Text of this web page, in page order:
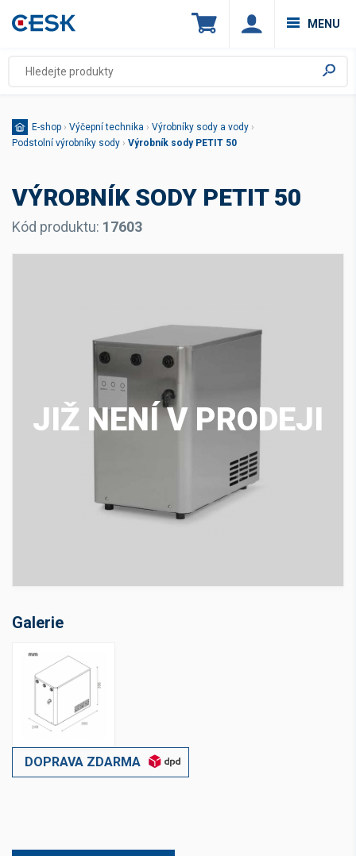
MENU
E-shop › Výčepní technika › Výrobníky sody a vody ›
Podstolní výrobníky sody › Výrobník sody PETIT 50
VÝROBNÍK SODY PETIT 50
Kód produktu: 17603
JIŽ NENÍ V PRODEJI
Galerie
DOPRAVA ZDARMA